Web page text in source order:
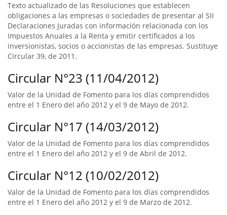
Texto actualizado de las Resoluciones que establecen
obligaciones a las empresas o sociedades de presentar al SII
Declaraciones Juradas con información relacionada con los
Impuestos Anuales a la Renta y emitir certificados a los
inversionistas, socios o accionistas de las empresas. Sustituye
Circular 39, de 2011.
Circular N°23 (11/04/2012)
Valor de la Unidad de Fomento para los días comprendidos
entre el 1 Enero del año 2012 y el 9 de Mayo de 2012.
Circular N°17 (14/03/2012)
Valor de la Unidad de Fomento para los días comprendidos
entre el 1 Enero del año 2012 y el 9 de Abril de 2012.
Circular N°12 (10/02/2012)
Valor de la Unidad de Fomento para los días comprendidos
entre el 1 Enero del año 2012 y el 9 de Marzo de 2012.